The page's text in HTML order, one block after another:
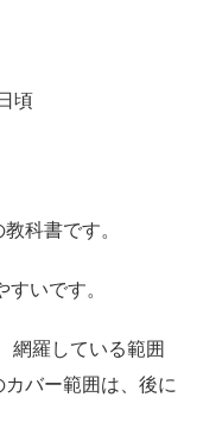
頃
科書です。
いです。
網羅している範囲
バー範囲は、後に